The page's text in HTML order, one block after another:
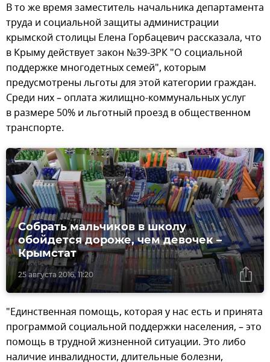
В то же время заместитель начальника департамента
труда и социальной защиты администрации
крымской столицы Елена Горбацевич рассказала, что
в Крыму действует закон №39-ЗРК "О социальной
поддержке многодетных семей", которым
предусмотрены льготы для этой категории граждан.
Среди них – оплата жилищно-коммунальных услуг
в размере 50% и льготный проезд в общественном
транспорте.
25 августа 2016, 11:20
Собрать мальчиков в школу
обойдется дороже, чем девочек –
Крымстат
"Единственная помощь, которая у нас есть и принята
программой социальной поддержки населения, – это
помощь в трудной жизненной ситуации. Это либо
наличие инвалидности, длительные болезни,